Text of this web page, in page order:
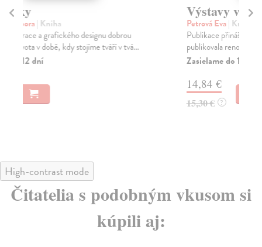
Petrová Eva
Publikace přináší reprezentativní výběr z textů, které
publikovala renomovaná historička umění Eva P...
Zasielame do 12 dní
14,84 €
15,30 €
High-contrast mode
Čitatelia s podobným vkusom si
kúpili aj: